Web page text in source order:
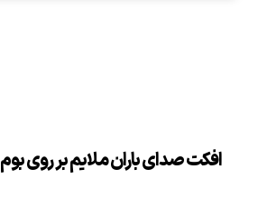
افکت صدای باران ملایم بر روی بوم